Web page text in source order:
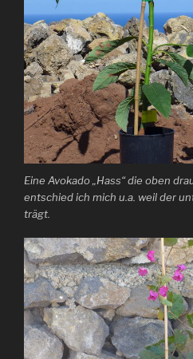
Eine Avokado „Hass“ die oben
entschied ich mich u.a. weil der
trägt.